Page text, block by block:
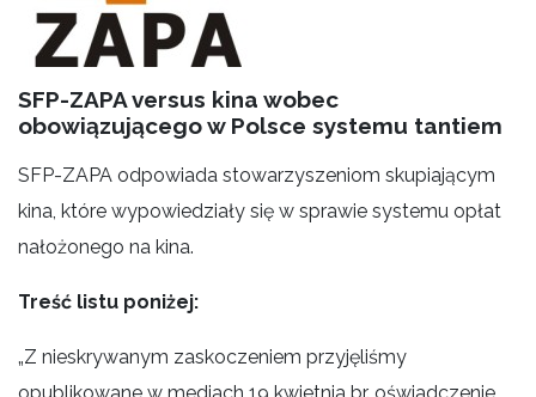
SFP-ZAPA versus kina wobec
obowiązującego w Polsce systemu tantiem
SFP-ZAPA odpowiada stowarzyszeniom skupiającym
kina, które wypowiedziały się w sprawie systemu opłat
nałożonego na kina.
Treść listu poniżej:
„Z nieskrywanym zaskoczeniem przyjęliśmy